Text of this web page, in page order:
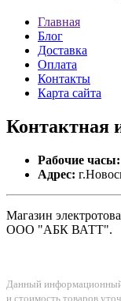
Главная
Блог
Доставка
Оплата
Контакты
Карта сайта
Контактная
Рабочие часы:
Адрес:
Магазин
ООО "АБК ВАТТ".
Данный информационный
и стоимость товаров